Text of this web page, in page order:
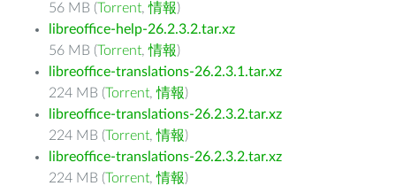
56 MB (Torrent,情報)
libreoffice-help-26.2.3.2.tar.xz
56 MB (Torrent,情報)
libreoffice-translations-26.2.3.1.tar.xz
224 MB (Torrent,情報)
libreoffice-translations-26.2.3.2.tar.xz
224 MB (Torrent,情報)
libreoffice-translations-26.2.3.2.tar.xz
224 MB (Torrent,情報)